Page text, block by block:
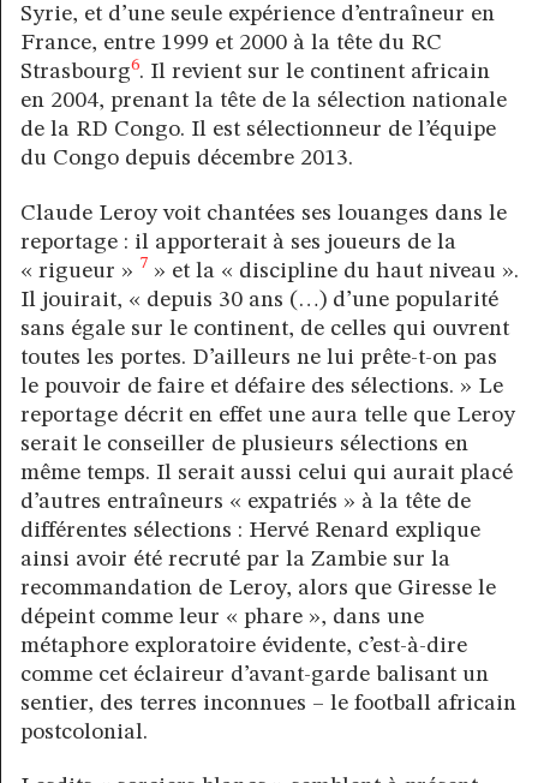
Syrie, et d’une seule expérience d’entraîneur en
France, entre 1999 et 2000 à la tête du RC
Strasbourg6. Il revient sur le continent africain
en 2004, prenant la tête de la sélection nationale
de la RD Congo. Il est sélectionneur de l’équipe
du Congo depuis décembre 2013.
Claude Leroy voit chantées ses louanges dans le
reportage : il apporterait à ses joueurs de la
« rigueur » 7 » et la « discipline du haut niveau ».
Il jouirait, « depuis 30 ans (…) d’une popularité
sans égale sur le continent, de celles qui ouvrent
toutes les portes. D’ailleurs ne lui prête-t-on pas
le pouvoir de faire et défaire des sélections. » Le
reportage décrit en effet une aura telle que Leroy
serait le conseiller de plusieurs sélections en
même temps. Il serait aussi celui qui aurait placé
d’autres entraîneurs « expatriés » à la tête de
différentes sélections : Hervé Renard explique
ainsi avoir été recruté par la Zambie sur la
recommandation de Leroy, alors que Giresse le
dépeint comme leur « phare », dans une
métaphore exploratoire évidente, c’est-à-dire
comme cet éclaireur d’avant-garde balisant un
sentier, des terres inconnues – le football africain
postcolonial.